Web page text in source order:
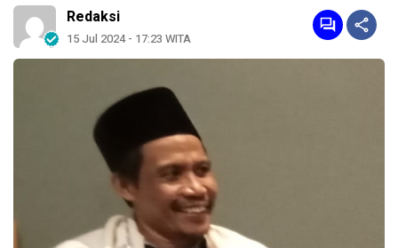
Redaksi
15 Jul 2024 - 17:23 WITA